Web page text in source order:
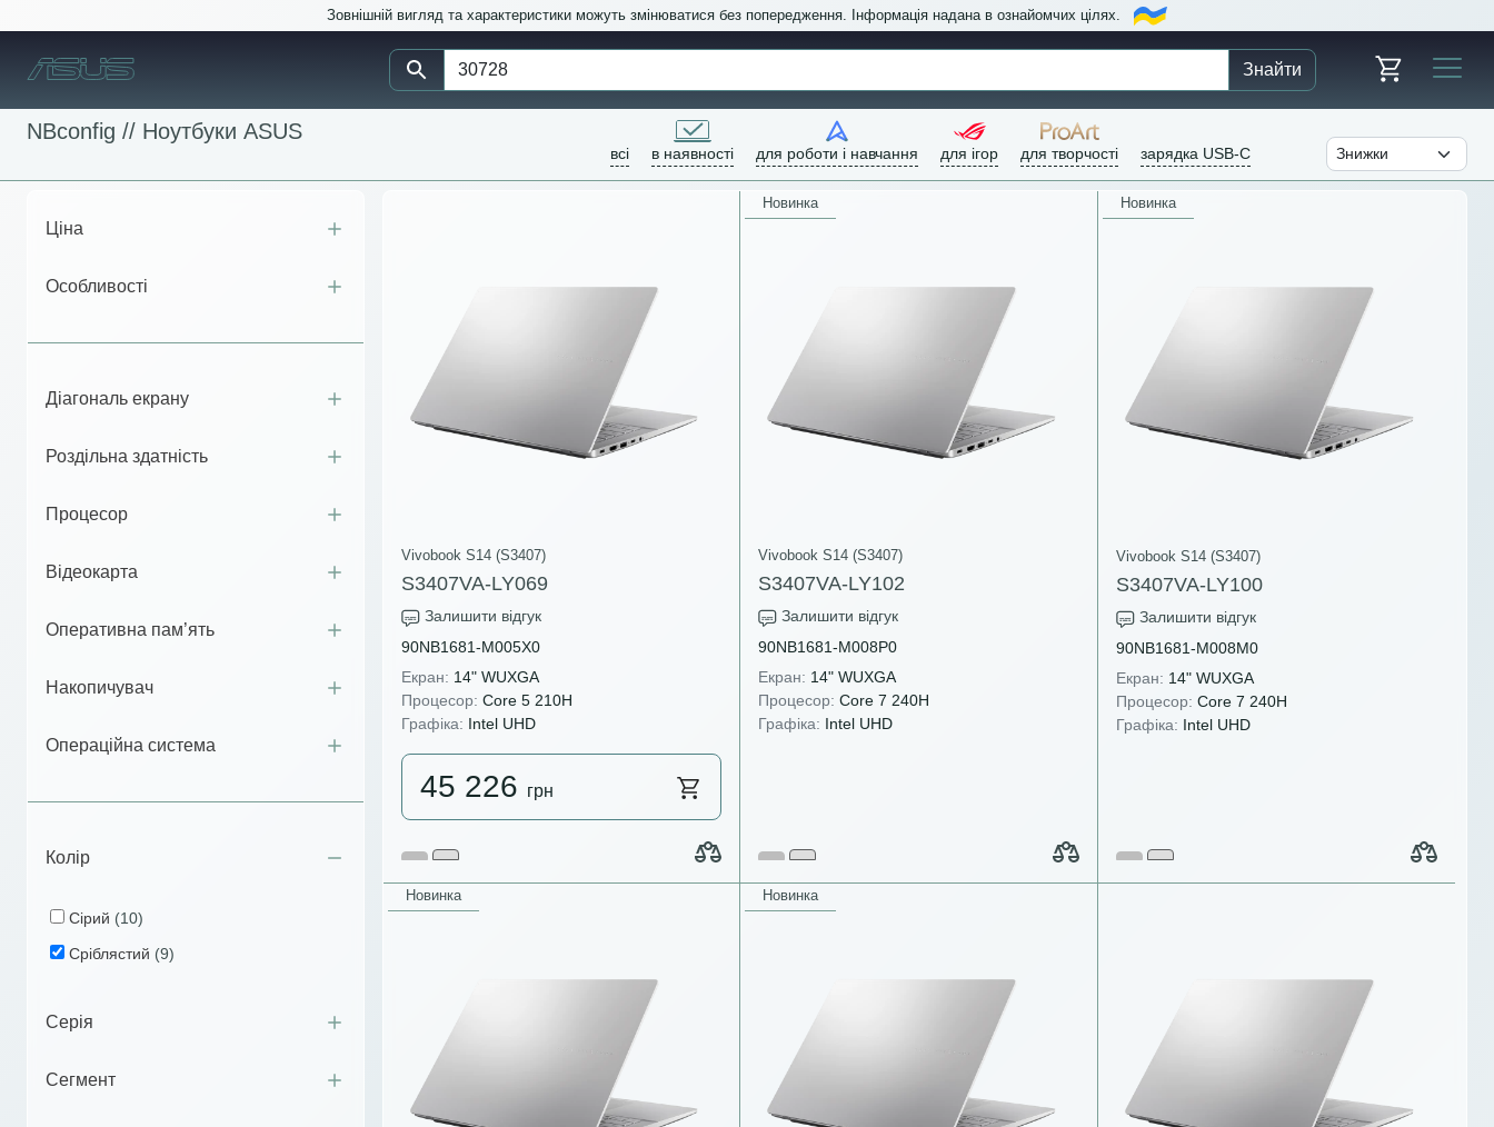
Зовнішній вигляд та характеристики можуть змінюватися без попередження. Інформація надана в ознайомчих цілях.
Знайти
NBconfig // Ноутбуки ASUS
всі в наявності для роботи і навчання для ігор для творчості зарядка USB-C
Ціна
Особливості
Діагональ екрану
Роздільна здатність
Процесор
Відеокарта
Оперативна пам’ять
Накопичувач
Операційна система
Колір
Сірий (10)
Сріблястий (9)
Серія
Сегмент
Vivobook S14 (S3407)
S3407VA-LY069
Залишити відгук
90NB1681-M005X0
Екран: 14" WUXGA
Процесор: Core 5 210H
Графіка: Intel UHD
45 226 грн
Новинка
Vivobook S14 (S3407)
S3407VA-LY102
Залишити відгук
90NB1681-M008P0
Екран: 14" WUXGA
Процесор: Core 7 240H
Графіка: Intel UHD
Новинка
Vivobook S14 (S3407)
S3407VA-LY100
Залишити відгук
90NB1681-M008M0
Екран: 14" WUXGA
Процесор: Core 7 240H
Графіка: Intel UHD
Новинка Новинка